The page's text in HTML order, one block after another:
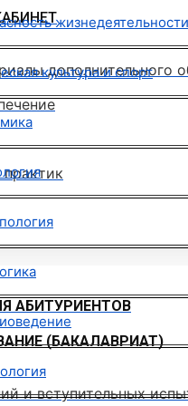
дополнительного
АБИТУРИЕНТОВ
(БАКАЛАВРИАТ)
и вступительных
жизнедеятельности
культура и спорт